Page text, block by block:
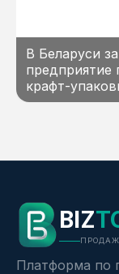
В Беларуси
предприятие
крафт-
BIZ
Платформа по